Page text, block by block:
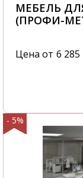
МЕБЕЛЬ
(ПРОФИ-
Цена от 6 285
- 5%